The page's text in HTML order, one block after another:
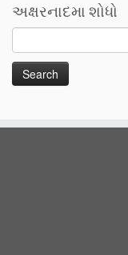
અક્ષરનાદમા શોધો